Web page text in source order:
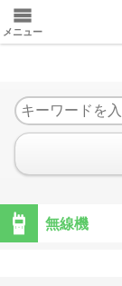
メニュー
無線機